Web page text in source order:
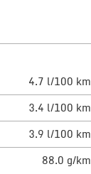
4.7 l/100 km
3.4 l/100 km
3.9 l/100 km
88.0 g/km